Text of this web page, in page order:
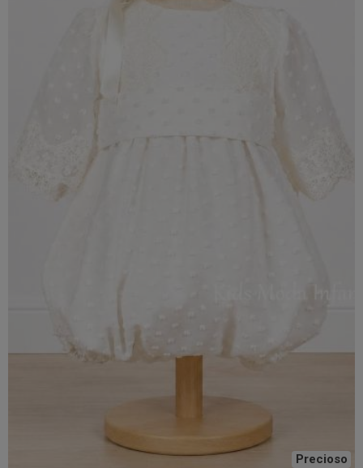
Precioso